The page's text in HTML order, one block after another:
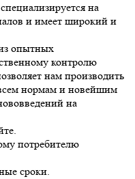
на
и имеет широкий и
опытных
контролю
нам производить
нормам и новейшим
на
потребителю
сроки.